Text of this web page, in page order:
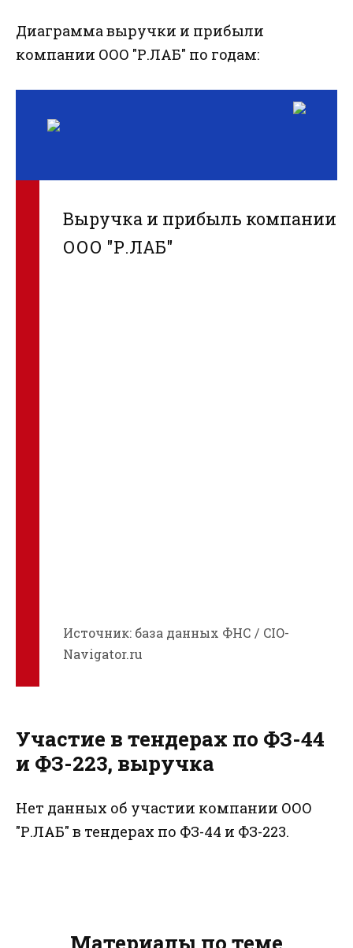
Диаграмма выручки и прибыли
компании ООО "Р.ЛАБ" по годам:
Выручка и прибыль компании
ООО "Р.ЛАБ"
Источник: база данных ФНС / CIO-
Navigator.ru
Участие в тендерах по ФЗ-44
и ФЗ-223, выручка
Нет данных об участии компании ООО
"Р.ЛАБ" в тендерах по ФЗ-44 и ФЗ-223.
Материалы по теме